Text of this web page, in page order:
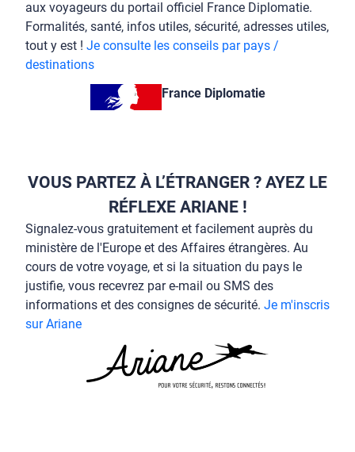
aux voyageurs du portail officiel France Diplomatie.
Formalités, santé, infos utiles, sécurité, adresses utiles,
tout y est ! Je consulte les conseils par pays /
destinations
France Diplomatie
VOUS PARTEZ À L’ÉTRANGER ? AYEZ LE
RÉFLEXE ARIANE !
Signalez-vous gratuitement et facilement auprès du
ministère de l'Europe et des Affaires étrangères. Au
cours de votre voyage, et si la situation du pays le
justifie, vous recevrez par e-mail ou SMS des
informations et des consignes de sécurité. Je m'inscris
sur Ariane